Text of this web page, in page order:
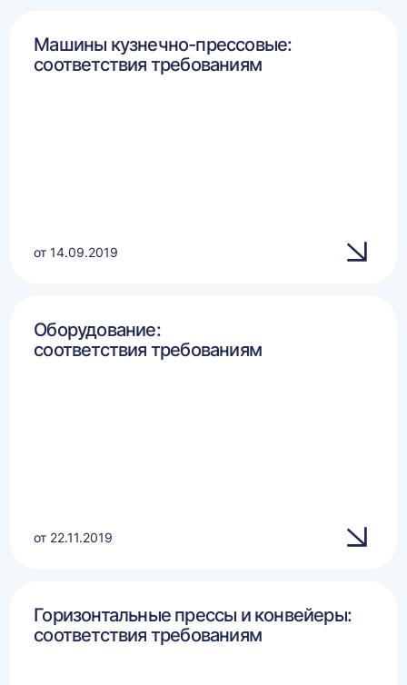
Машины кузнечно-прессовые:
соответствия требованиям
от 14.09.2019
Оборудование:
соответствия требованиям
от 22.11.2019
Горизонтальные прессы и конвейеры:
соответствия требованиям